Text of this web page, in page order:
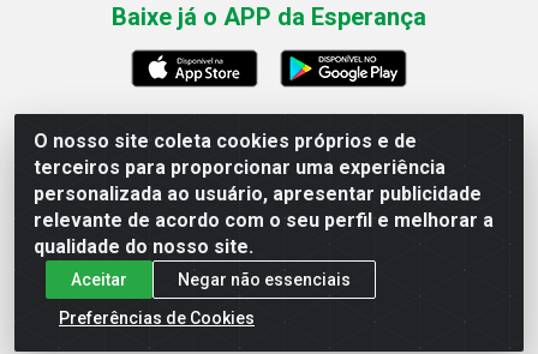
O nosso site coleta cookies próprios e de
terceiros para proporcionar uma experiência
personalizada ao usuário, apresentar publicidade
relevante de acordo com o seu perfil e melhorar a
qualidade do nosso site.
Aceitar
Negar não essenciais
Preferências de Cookies
Baixe já o APP da Esperança
Esperança Nordeste - Rua Professor Caldas Filho, 291 -
Estância - Recife / PE CEP: 50771-335 - CNPJ
03.666.136/0001-23